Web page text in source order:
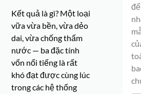
Kết quả là gì? Một loại
vữa vừa bền, vừa dẻo
dai, vừa chống thấm
nước — ba đặc tính
vốn nổi tiếng là rất
khó đạt được cùng lúc
trong các hệ thống